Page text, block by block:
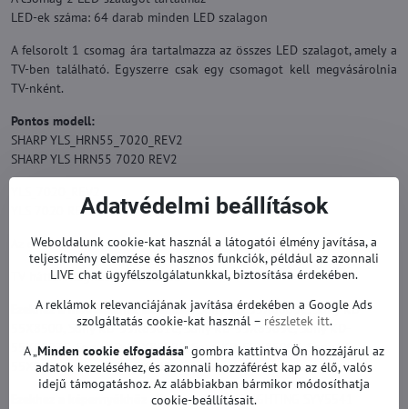
LED-ek száma: 64 darab minden LED szalagon
A felsorolt 1 csomag ára tartalmazza az összes LED szalagot, amely a
TV-ben található. Egyszerre csak egy csomagot kell megvásárolnia
TV-nként.
Pontos modell:
SHARP YLS_HRN55_7020_REV2
SHARP YLS HRN55 7020 REV2
YLS 7020 REV2
Az eredeti helyettesítésére.
TV háttérvilágítás garanciával.
Ezekhez a modellekhez alkalmas:Sony KD-55X8005C, Sony KD-
55X8500, Sony KD-55X8501C, Sony KD-55X8505C, Sony KD-
55X8507C, Sony KD-55X8508C, Sony KD-55X8509C, Sony KD-
55X9005C, Sony KD-55X9305C és mások.
Ezekhez a képernyőkhöz alkalmas:YOUNGLIGHTING SYV5541
Adatvédelmi beállítások
Weboldalunk cookie-kat használ a látogatói élmény javítása, a
teljesítmény elemzése és hasznos funkciók, például az azonnali
LIVE chat ügyfélszolgálatunkkal, biztosítása érdekében.
A reklámok relevanciájának javítása érdekében a Google Ads
szolgáltatás cookie-kat használ – részletek itt.
A „ Minden cookie elfogadása" gombra kattintva Ön hozzájárul az
adatok kezeléséhez, és azonnali hozzáférést kap az élő, valós
idejű támogatáshoz. Az alábbiakban bármikor módosíthatja
cookie-beállításait.